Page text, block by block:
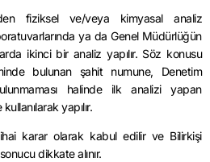
fiziksel ve/veya kimyasal analiz
ya da Genel Müdürlüğün
ikinci bir analiz yapılır. Söz konusu
bulunan şahit numune, Denetim
halinde ilk analizi yapan
yapılır.
karar olarak kabul edilir ve Bilirkişi
dikkate alınır.